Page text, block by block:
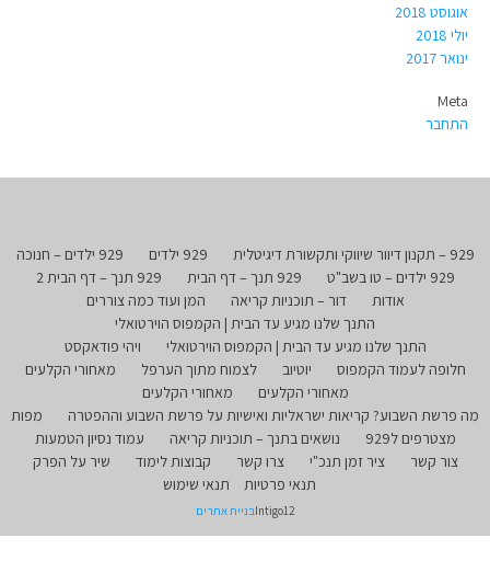
אוגוסט 2018
יולי 2018
ינואר 2017
Meta
התחבר
929 – תקנון דיוור שיווקי ותקשורת דיגיטלית 929 ילדים
929 ילדים – חנוכה
929 ילדים – טו בשב"ט
929 תנך – דף הבית
929 תנך – דף הבית 2
אודות
דור – תוכניות קריאה
המן ועוד כמה צוררים
התנך שלנו מגיע עד הבית | הקמפוס הוירטואלי
התנך שלנו מגיע עד הבית | הקמפוס הוירטואלי
ויהי פודאקסט
חלופה לעמוד הקמפוס
יוטיוב לצמוח מתוך הערפל
מאחורי הקלעים
מאחורי הקלעים
מאחורי הקלעים
מה פרשת השבוע? קריאות ישראליות ואישיות על פרשת השבוע וההפטרה
מפות
מצטרפים ל929
נושאים בתנך – תוכניות קריאה
עמוד נסיון הטמעות
צור קשר
ציר זמן תנכ"י צרו קשר קבוצות לימוד
שיר על הפרק
תנאי פרטיות
תנאי שימוש
Intigo12בניית אתרים